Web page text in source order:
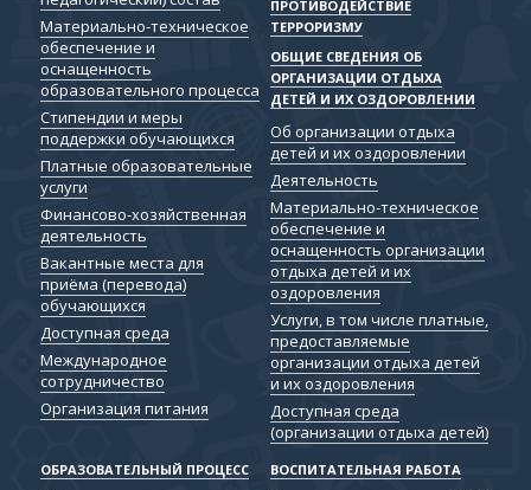
Материально-техническое
обеспечение и
оснащенность
образовательного процесса
Стипендии и меры
поддержки обучающихся
Платные образовательные
услуги
Финансово-хозяйственная
деятельность
Вакантные места для
приёма (перевода)
обучающихся
Доступная среда
Международное
сотрудничество
Организация питания
ПРОТИВОДЕЙСТВИЕ
ТЕРРОРИЗМУ
ОБЩИЕ СВЕДЕНИЯ ОБ
ОРГАНИЗАЦИИ ОТДЫХА
ДЕТЕЙ И ИХ ОЗДОРОВЛЕНИИ
Об организации отдыха
детей и их оздоровлении
Деятельность
Материально-техническое
обеспечение и
оснащенность организации
отдыха детей и их
оздоровления
Услуги, в том числе платные,
предоставляемые
организации отдыха детей
и их оздоровления
Доступная среда
(организации отдыха детей)
ОБРАЗОВАТЕЛЬНЫЙ ПРОЦЕСС ВОСПИТАТЕЛЬНАЯ РАБОТА